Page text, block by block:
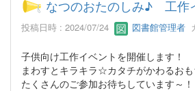
なつのおたのしみ♪ 工作
投稿日時 : 2024/07/24 図書館管理者
子供向け工作イベントを開催します！
まわすとキラキラ☆カタチがかわるおも
たくさんのご参加お待ちしています～！